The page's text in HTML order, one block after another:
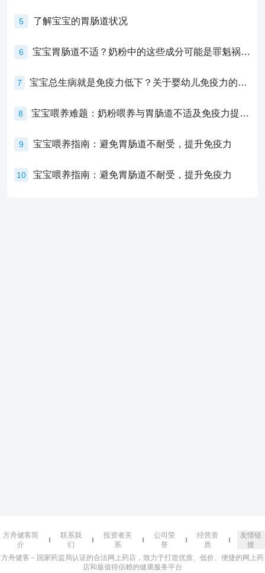
5 了解宝宝的胃肠道状况
6 宝宝胃肠道不适？奶粉中的这些成分可能是罪魁祸首！
7 宝宝总生病就是免疫力低下？关于婴幼儿免疫力的真相，家长必须了解！
8 宝宝喂养难题：奶粉喂养与胃肠道不适及免疫力提升的奥秘
9 宝宝喂养指南：避免胃肠道不耐受，提升免疫力
10 宝宝喂养指南：避免胃肠道不耐受，提升免疫力
方舟健客简
介
联系我
们
投资者关
系
公司荣
誉
经营资
质
友情链
接
方舟健客－国家药监局认证的合法网上药店，致力于打造优质、低价、便捷的网上药
店和最值得信赖的健康服务平台